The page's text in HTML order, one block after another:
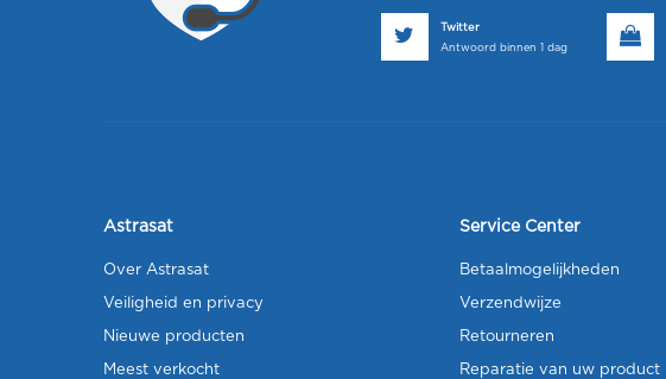
Twitter
Antwoord binnen 1 dag
Astrasat
Over Astrasat
Veiligheid en privacy
Nieuwe producten
Meest verkocht
Service Center
Betaalmogelijkheden
Verzendwijze
Retourneren
Reparatie van uw product